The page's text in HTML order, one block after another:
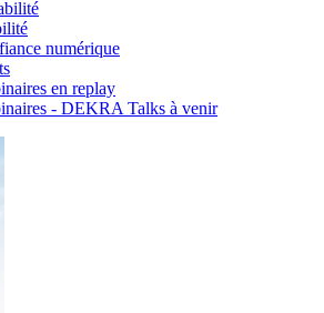
numérique
en replay
- DEKRA Talks à venir